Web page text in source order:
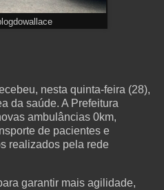
nesta quinta-feira (28),
da saúde. A Prefeitura
ambulâncias 0km,
de pacientes e
realizados pela rede
garantir mais agilidade,